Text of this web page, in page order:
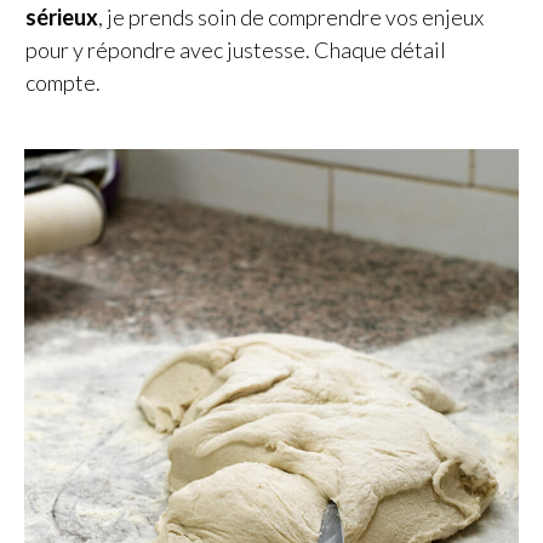
sérieux, je prends soin de comprendre vos enjeux
pour y répondre avec justesse. Chaque détail
compte.